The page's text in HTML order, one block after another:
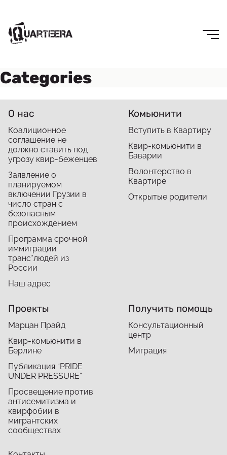
Categories
О нас
Коалиционное
соглашение не
должно ставить под
угрозу квир-беженцев
Заявление о
планируемом
включении Грузии в
число стран с
безопасным
происхождением
Программа срочной
иммиграции
транс*людей из
России
Наш адрес
Комьюнити
Вступить в Квартиру
Квир-комьюнити в
Баварии
Волонтерство в
Квартире
Открытые родители
Проекты
Марцан Прайд
Квир-комьюнити в
Берлине
Публикация “PRIDE
UNDER PRESSURE”
Просвещение против
антисемитизма и
квирфобии в
мигрантских
сообществах
Получить помощь
Консультационный
центр
Миграция